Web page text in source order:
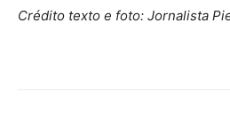
Crédito texto e foto: Jornalista